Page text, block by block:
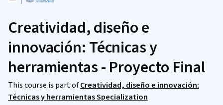
Creatividad, diseño e
innovación: Técnicas y
herramientas - Proyecto Final
This course is part ofCreatividad, diseño e innovación:
Técnicas y herramientas Specialization